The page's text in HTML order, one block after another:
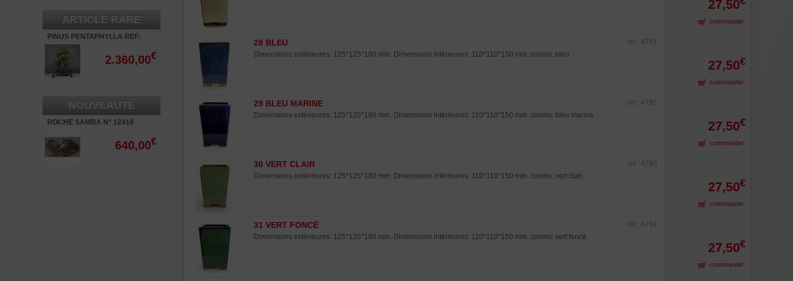
ARTICLE RARE
PINUS PENTAPHYLLA REF:
22080235
2.360,00€
NOUVEAUTÉ
ROCHE SAMBA N° 12416
640,00€
27,50
commander
28 BLEU
ref : 4791
Dimensions extérieures: 125*125*180 mm. Dimensions intérieures: 110*110*150 mm. coloris: bleu.
27,50€
commander
29 BLEU MARINE
ref : 4792
Dimensions extérieures: 125*125*180 mm. Dimensions intérieures: 110*110*150 mm. coloris: bleu marine.
27,50€
commander
30 VERT CLAIR
ref : 4793
Dimensions extérieures: 125*125*180 mm. Dimensions intérieures: 110*110*150 mm. coloris: vert clair.
27,50€
commander
31 VERT FONCÉ
ref : 4794
Dimensions extérieures: 125*125*180 mm. Dimensions intérieures: 110*110*150 mm. coloris: vert foncé.
27,50€
commander